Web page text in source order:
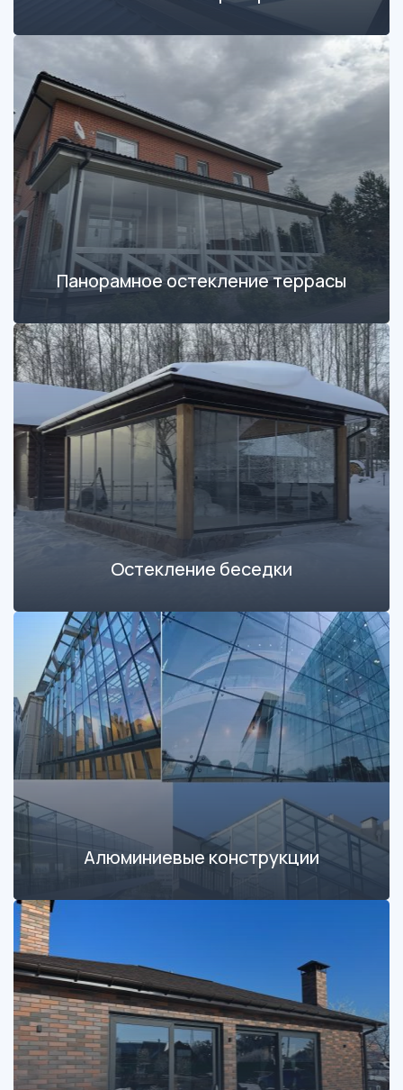
Панорамное остекление террасы
Остекление беседки
Алюминиевые конструкции